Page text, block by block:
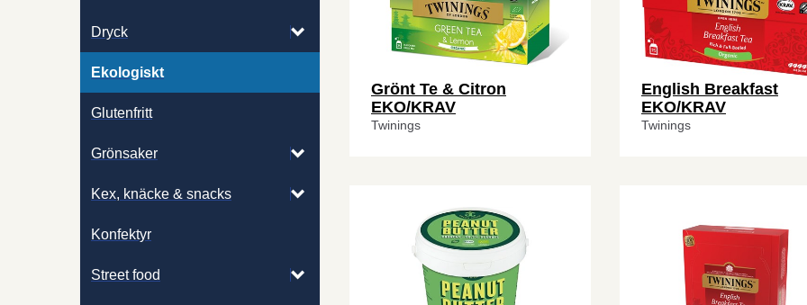
Dryck
Ekologiskt
Glutenfritt
Grönsaker
Kex, knäcke & snacks
Konfektyr
Street food
Grönt Te & Citron
EKO/KRAV
Twinings
English Breakfast
EKO/KRAV
Twinings